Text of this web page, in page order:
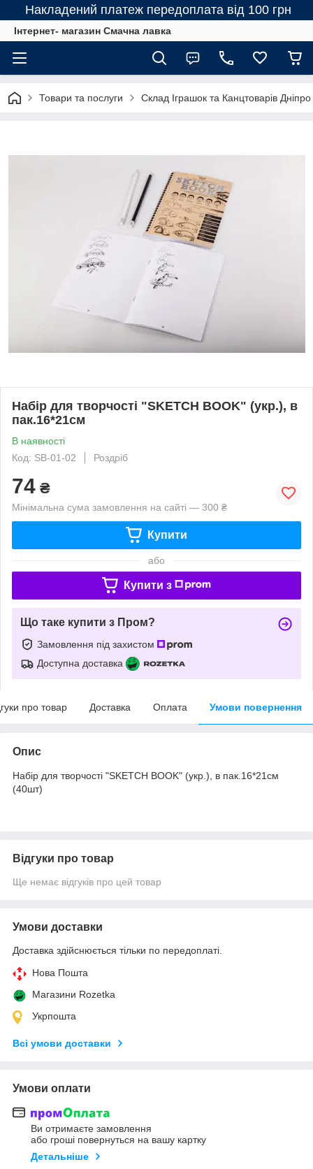
Накладений платеж передоплата від 100 грн
Інтернет- магазин Смачна лавка
Товари та послуги Склад Іграшок та Канцтоварів Дніпро
Набір для творчості "SKETCH BOOK" (укр.), в
пак.16*21см
В наявності
Код: SB-01-02
Роздріб
74 ₴
Мінімальна сума замовлення на сайті — 300 ₴
Купити
або
Купити з
Що таке купити з Пром?
Замовлення під захистом
Доступна доставка
про товар Доставка Оплата Умови повернення
Опис
Набір для творчості "SKETCH BOOK" (укр.), в пак.16*21см
(40шт)
Відгуки про товар
Ще немає відгуків про цей товар
Умови доставки
Доставка здійснюється тільки по передоплаті.
Нова Пошта
Магазини Rozetka
Укрпошта
Всі умови доставки
Умови оплати
Ви отримаєте замовлення
або гроші повернуться на вашу картку
Детальніше